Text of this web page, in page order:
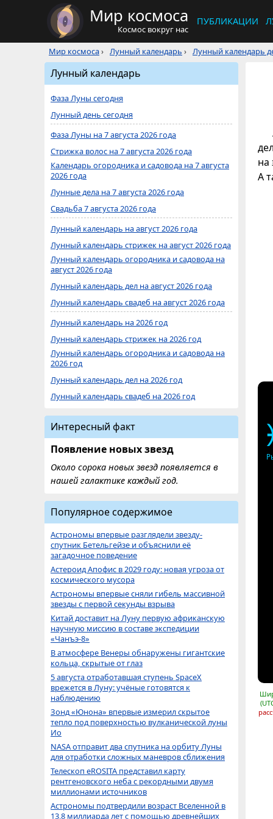
Мир космоса
Космос вокруг нас
ПУБЛИКАЦИИ
Мир космоса› Лунный календарь › Лунный календарь
на
А
Лунный календарь
Фаза Луны сегодня
Лунный день сегодня
Фаза Луны на 7 августа 2026 года
Стрижка волос на 7 августа 2026 года
Календарь огородника и садовода на 7 августа
2026 года
Лунные дела на 7 августа 2026 года
Свадьба 7 августа 2026 года
Лунный календарь на август 2026 года
Лунный календарь стрижек на август 2026 года
Лунный календарь огородника и садовода на
август 2026 года
Лунный календарь дел на август 2026 года
Лунный календарь свадеб на август 2026 года
Лунный календарь на 2026 год
Лунный календарь стрижек на 2026 год
Лунный календарь огородника и садовода на
2026 год
Лунный календарь дел на 2026 год
Лунный календарь свадеб на 2026 год
Интересный факт
Появление новых звезд
Около сорока новых звезд появляется в
нашей галактике каждый год.
Популярное содержимое
Астрономы впервые разглядели звезду-
спутник Бетельгейзе и объяснили её
загадочное поведение
Астероид Апофис в 2029 году: новая угроза от
космического мусора
Астрономы впервые сняли гибель массивной
звезды с первой секунды взрыва
Китай доставит на Луну первую африканскую
научную миссию в составе экспедиции
«Чанъэ-8»
В атмосфере Венеры обнаружены гигантские
кольца, скрытые от глаз
5 августа отработавшая ступень SpaceX
врежется в Луну: учёные готовятся к
наблюдению
Зонд «Юнона» впервые измерил скрытое
тепло под поверхностью вулканической луны
Ио
NASA отправит два спутника на орбиту Луны
для отработки сложных маневров сближения
Телескоп eROSITA представил карту
рентгеновского неба с рекордными двумя
миллионами источников
Астрономы подтвердили возраст Вселенной в
13,8 миллиарда лет с помощью древнейших